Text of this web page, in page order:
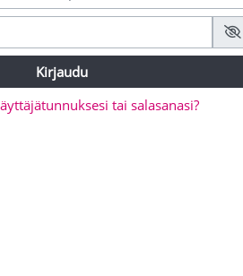
Kirjaudu
tai salasanasi?